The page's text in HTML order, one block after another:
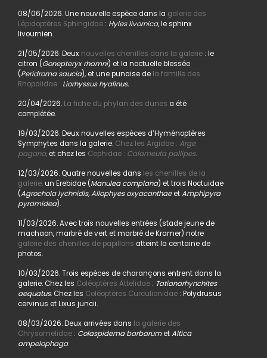
08/06/2026. Une nouvelle espèce dans la galerie des
Lépidoptères Sphingidae: Hyles livornica,le sphinx
livournien.
21/05/2026. Deux nouvelles chenilles dans la galerie : le
citron (Gonepteryx rhamni) et la noctuelle blessée
(Peridroma saucia), et une punaise dela famille des
Rhopalidae : Liorhyssus hyalinus.
20/04/2026. La fiche du phylan des dunes a été
complétée.
19/03/2026. Deux nouvelles espèces d’Hyménoptères
Symphytes dans la galerie. Chez les Argidae : Arge
pagana,et chez les Cephidae : Calameuta pallipes.
12/03/2026. Quatre nouvelles dans les chenilles de la
galerie,un Erebidae (Manulea complana) et trois Noctuidae
(Agrochola lychnidis, Allophyes oxyacanthaeetAmphipyra
pyramidea).
11/03/2026. Avec trois nouvelles entrées (stade jeune de
machaon, marbré de vert et marbré de Kramer) notre
galerie des chenilles de papillons atteint la centaine de
photos.
10/03/2026. Trois espèces de charançons entrent dans la
galerie. Chez les Coléoptères Attelidae: Tatianarhynchites
aequatus. Chez les Coléoptères Curculionidae: Polydrusus
cervinus et Lixus juncii.
08/03/2026. Deux arrivées dans la galerie des
Chrysomelidae: Colaspidema barbarumetAltica
ampelophaga.